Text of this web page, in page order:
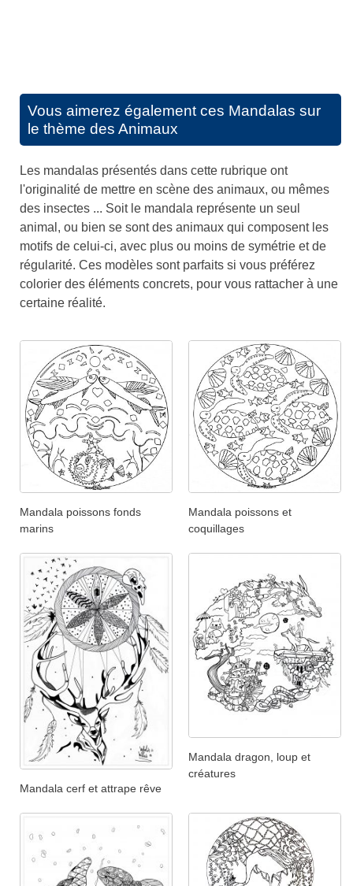
Vous aimerez également ces Mandalas sur
le thème des Animaux
Les mandalas présentés dans cette rubrique ont
l'originalité de mettre en scène des animaux, ou mêmes
des insectes ... Soit le mandala représente un seul
animal, ou bien se sont des animaux qui composent les
motifs de celui-ci, avec plus ou moins de symétrie et de
régularité. Ces modèles sont parfaits si vous préférez
colorier des éléments concrets, pour vous rattacher à une
certaine réalité.
Mandala poissons fonds
marins
Mandala poissons et
coquillages
Mandala cerf et attrape rêve
Mandala dragon, loup et
créatures